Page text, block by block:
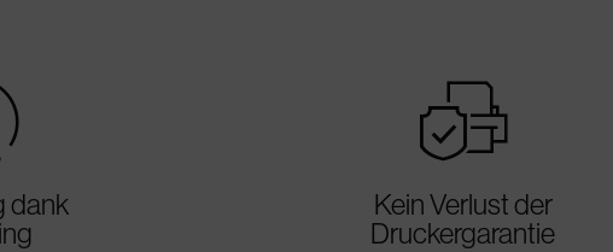
dank
warranty
Kein Verlust der
Druckergarantie